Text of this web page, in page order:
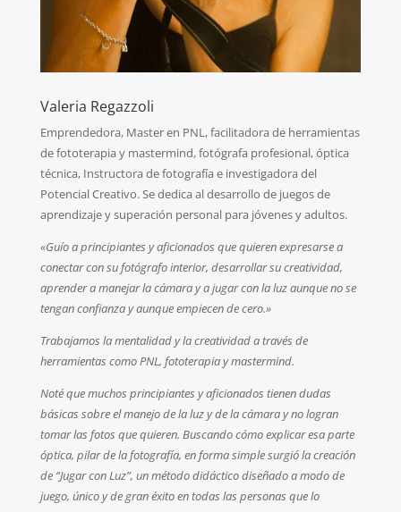
Valeria Regazzoli
Emprendedora, Master en PNL, facilitadora de herramientas
de fototerapia y mastermind, fotógrafa profesional, óptica
técnica, Instructora de fotografía e investigadora del
Potencial Creativo. Se dedica al desarrollo de juegos de
aprendizaje y superación personal para jóvenes y adultos.
«Guío a principiantes y aficionados que quieren expresarse a
conectar con su fotógrafo interior, desarrollar su creatividad,
aprender a manejar la cámara y a jugar con la luz aunque no se
tengan confianza y aunque empiecen de cero.»
Trabajamos la mentalidad y la creatividad a través de
herramientas como PNL, fototerapia y mastermind.
Noté que muchos principiantes y aficionados tienen dudas
básicas sobre el manejo de la luz y de la cámara y no logran
tomar las fotos que quieren. Buscando cómo explicar esa parte
óptica, pilar de la fotografía, en forma simple surgió la creación
de “Jugar con Luz”, un método didáctico diseñado a modo de
juego, único y de gran éxito en todas las personas que lo